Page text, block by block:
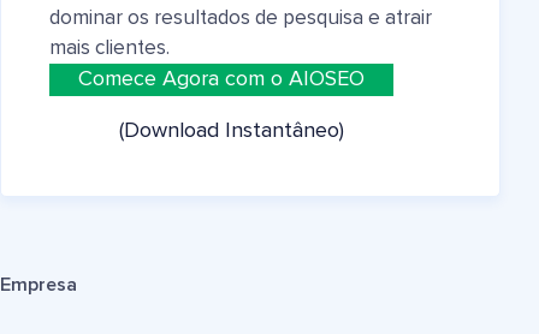
dominar os resultados de pesquisa e atrair
mais clientes.
Comece Agora com o AIOSEO
(Download Instantâneo)
Empresa